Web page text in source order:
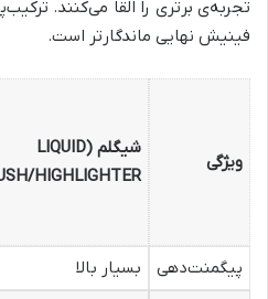
تجربه‌ی برتری را القا می‌کنند.
فینیش نهایی ماندگارتر است.
ویژگی
شیگلم (LIQUID
HIGHLIGHTER)
پیگمنت‌دهی بسیار بالا